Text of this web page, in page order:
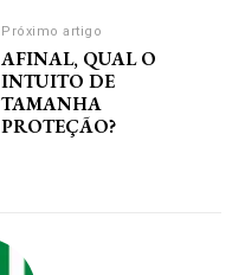
Próximo artigo
AFINAL, QUAL O
INTUITO DE
TAMANHA
PROTEÇÃO?